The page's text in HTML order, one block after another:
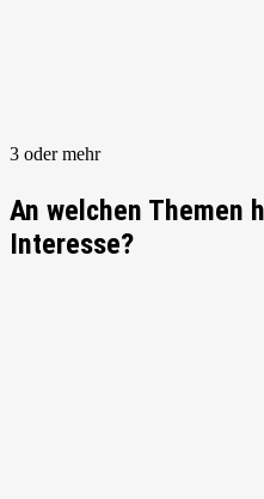
3 oder mehr
An welchen Themen
Interesse?